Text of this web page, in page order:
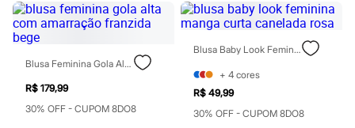
Moda íntima
Calcinhas
Cintas e Modeladores
Pijamas
Sutiãs e Tops
Moda praia
Biquínis
Blusa Feminina Gola Alta Com Amarração Franzida Bege
R$ 179,99
30% OFF - CUPOM 8DO8
Blusa Baby Look Feminina Manga Curta Canelada Rosa
+ 4 cores
R$ 49,99
30% OFF - CUPOM 8DO8